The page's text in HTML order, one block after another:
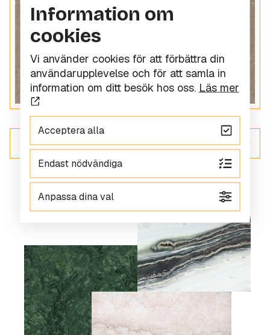
ALLT INOM KOMPOSITSTEN
Information om
cookies
Vi använder cookies för att förbättra din
användarupplevelse och för att samla in
information om ditt besök hos oss. Läs mer
Acceptera alla
Endast nödvändiga
Anpassa dina val